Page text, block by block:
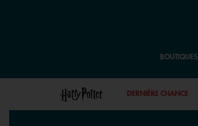
BOUTIQUES
DERNIÈRE CHANCE